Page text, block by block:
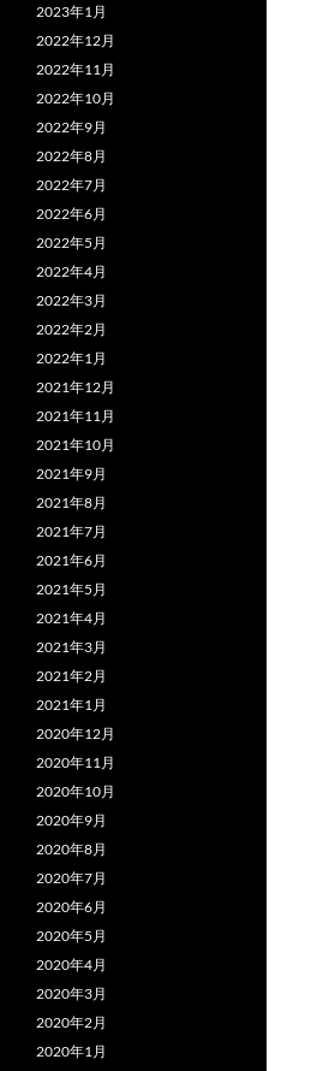
2023年1月
2022年12月
2022年11月
2022年10月
2022年9月
2022年8月
2022年7月
2022年6月
2022年5月
2022年4月
2022年3月
2022年2月
2022年1月
2021年12月
2021年11月
2021年10月
2021年9月
2021年8月
2021年7月
2021年6月
2021年5月
2021年4月
2021年3月
2021年2月
2021年1月
2020年12月
2020年11月
2020年10月
2020年9月
2020年8月
2020年7月
2020年6月
2020年5月
2020年4月
2020年3月
2020年2月
2020年1月